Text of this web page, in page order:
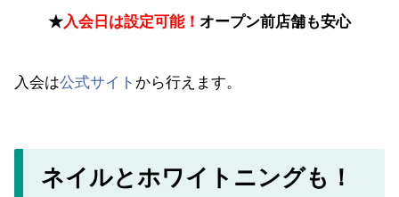
★ 入会日は設定可能！ オープン前店舗も安心
入会は 公式サイト から行えます。
ネイルとホワイトニングも！